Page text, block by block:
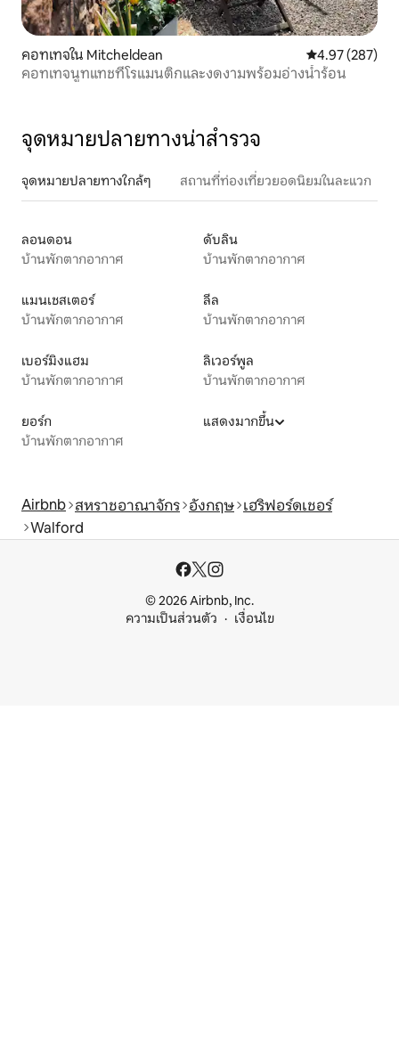
คอทเทจใน Mitcheldean คะแนนเฉลี่ย
4.97 (287)
คอทเทจนูทแทชที่โรแมนติกและงดงามพร้อมอ่างน้ำร้อน
จุดหมายปลายทางน่าสำรวจ
จุดหมายปลายทางใกล้ๆ สถานที่ท่องเที่ยวยอดนิยมในละแวก
ลอนดอน
บ้านพักตากอากาศ
ดับลิน
บ้านพักตากอากาศ
แมนเชสเตอร์
บ้านพักตากอากาศ
ลีล
บ้านพักตากอากาศ
เบอร์มิงแฮม
บ้านพักตากอากาศ
ลิเวอร์พูล
บ้านพักตากอากาศ
ยอร์ก
บ้านพักตากอากาศ
แสดงมากขึ้น
Airbnb สหราชอาณาจักร อังกฤษ เฮริฟอร์ดเชอร์
Walford
© 2026 Airbnb, Inc.
ความเป็นส่วนตัว
เงื่อนไข